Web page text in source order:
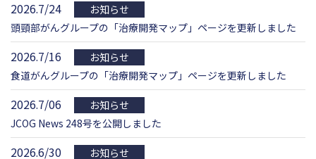
2026.7/24
お知らせ
頭頸部がんグループの「治療開発マップ」ページを更新しました
2026.7/16
お知らせ
食道がんグループの「治療開発マップ」ページを更新しました
2026.7/06
お知らせ
JCOG News 248号を公開しました
2026.6/30
お知らせ